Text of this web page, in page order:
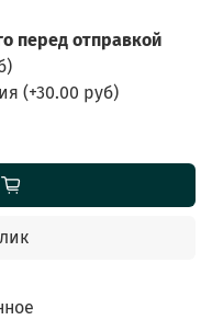
перед отправкой
)
(+30.00 руб)